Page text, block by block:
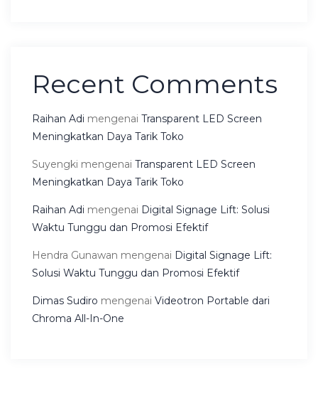
Recent Comments
Raihan Adi mengenai Transparent LED Screen
Meningkatkan Daya Tarik Toko
Suyengki mengenai Transparent LED Screen
Meningkatkan Daya Tarik Toko
Raihan Adi mengenai Digital Signage Lift: Solusi
Waktu Tunggu dan Promosi Efektif
Hendra Gunawan mengenai Digital Signage Lift:
Solusi Waktu Tunggu dan Promosi Efektif
Dimas Sudiro mengenai Videotron Portable dari
Chroma All-In-One